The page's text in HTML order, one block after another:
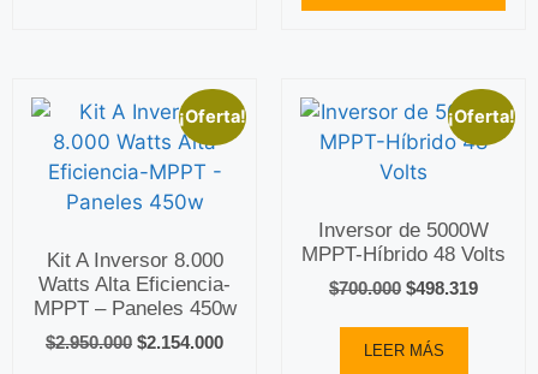
¡Oferta!
Kit A Inversor 8.000
Watts Alta Eficiencia-
MPPT – Paneles 450w
$2.950.000 $2.154.000
¡Oferta!
Inversor de 5000W
MPPT-Híbrido 48 Volts
$700.000 $498.319
LEER MÁS